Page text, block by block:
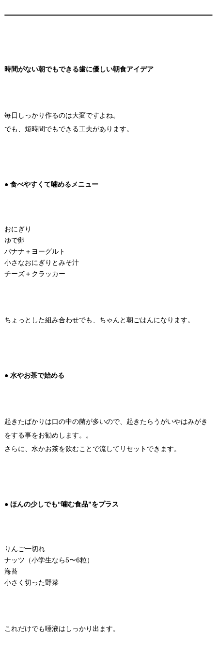
時間がない朝でもできる歯に優しい朝食アイデア
毎日しっかり作るのは大変ですよね。
でも、短時間でもできる工夫があります。
● 食べやすくて噛めるメニュー
おにぎり
ゆで卵
バナナ＋ヨーグルト
小さなおにぎりとみそ汁
チーズ＋クラッカー
ちょっとした組み合わせでも、ちゃんと朝ごはんになります。
● 水やお茶で始める
起きたばかりは口の中の菌が多いので、起きたらうがいやはみがき
をする事をお勧めします。。
さらに、水かお茶を飲むことで流してリセットできます。
● ほんの少しでも“噛む食品”をプラス
りんご一切れ
ナッツ（小学生なら5〜6粒）
海苔
小さく切った野菜
これだけでも唾液はしっかり出ます。